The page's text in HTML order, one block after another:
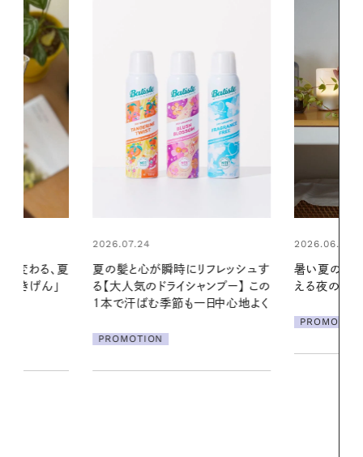
レッシュす
プー】 この
2026.06.01
暑い夏のナイトルーティン。私を整
える夜の爽やかご褒美ケア
2026.07.21
発・ベーリングの